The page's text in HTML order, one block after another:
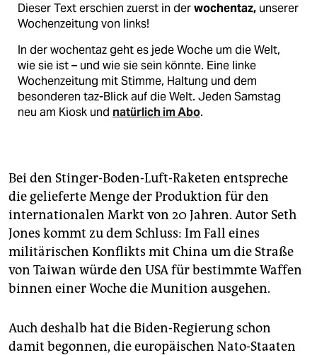
Dieser Text erschien zuerst in derwochentaz, unserer
Wochenzeitung von links!
In der wochentaz geht es jede Woche um die Welt,
wie sie ist – und wie sie sein könnte. Eine linke
Wochenzeitung mit Stimme, Haltung und dem
besonderen taz-Blick auf die Welt. Jeden Samstag
neu am Kiosk und natürlich im Abo.
Bei den Stinger-Boden-Luft-Raketen entspreche
die gelieferte Menge der Produktion für den
internationalen Markt von 20 Jahren. Autor Seth
Jones kommt zu dem Schluss: Im Fall eines
militärischen Konflikts mit China um die Straße
von Taiwan würde den USA für bestimmte Waffen
binnen einer Woche die Munition ausgehen.
Auch deshalb hat die Biden-Regierung schon
damit begonnen, die europäischen Nato-Staaten